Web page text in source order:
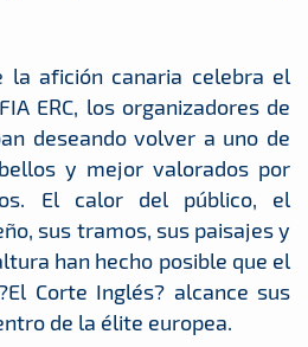
la afición canaria celebra el
ERC, los organizadores de
deseando volver a uno de
y mejor valorados por
El calor del público, el
sus tramos, sus paisajes y
han hecho posible que el
Corte Inglés? alcance sus
de la élite europea.